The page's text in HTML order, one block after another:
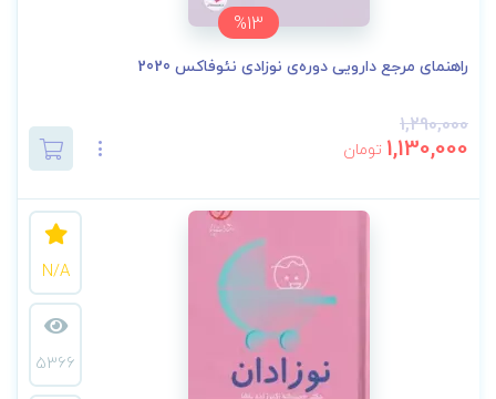
%13
راهنمای مرجع دارویی دوره‌ی نوزادی نئوفاکس 2020
1,290,000
1,130,000 تومان
N/A
5366